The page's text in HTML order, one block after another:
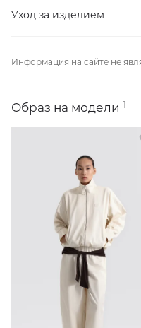
Уход за изделием
Информация на сайте не
Образ на модели 1